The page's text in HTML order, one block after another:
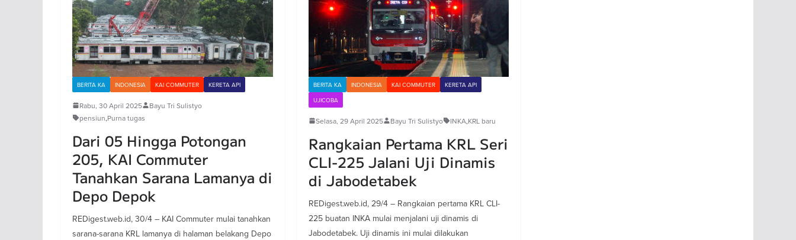
BERITA KA INDONESIA KAI COMMUTER KERETA API
Rabu, 30 April 2025
Bayu Tri Sulistyo
pensiun,Purna tugas
Dari 05 Hingga Potongan
205, KAI Commuter
Tanahkan Sarana Lamanya di
Depo Depok
REDigest.web.id, 30/4 – KAI Commuter mulai tanahkan
sarana-sarana KRL lamanya di halaman belakang Depo
BERITA KA INDONESIA KAI COMMUTER
KERETA API
UJICOBA
Selasa, 29 April 2025 Bayu Tri Sulistyo INKA,KRL baru
Rangkaian Pertama KRL Seri
CLI-225 Jalani Uji Dinamis
di Jabodetabek
REDigest.web.id, 29/4 – Rangkaian pertama KRL CLI-
225 buatan INKA mulai menjalani uji dinamis di
Jabodetabek. Uji dinamis ini mulai dilakukan